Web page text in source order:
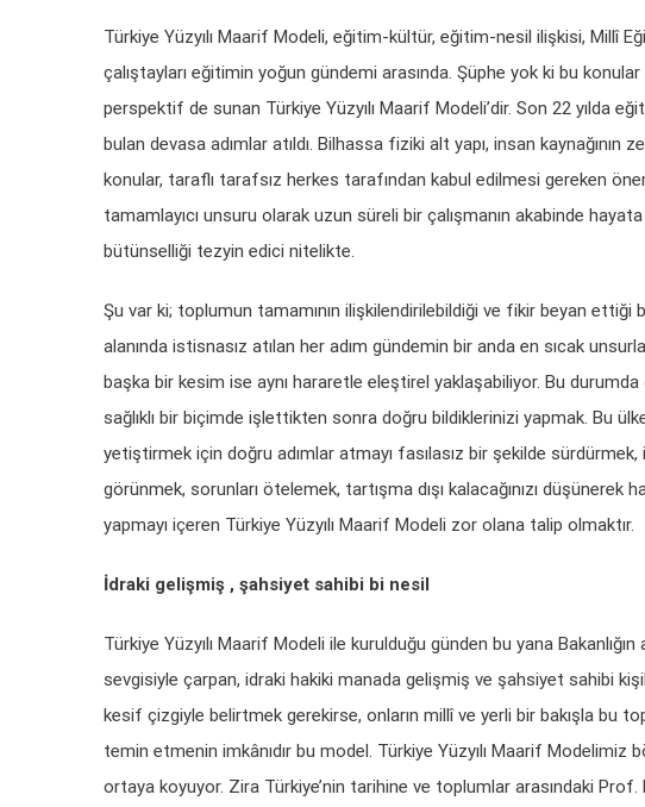
Türkiye Yüzyılı Maarif Modeli, eğitim-kültür, eğitim-nesil ilişkisi, Millî
çalıştayları eğitimin yoğun gündemi arasında. Şüphe yok ki bu konular
perspektif de sunan Türkiye Yüzyılı Maarif Modeli’dir. Son 22 yılda
bulan devasa adımlar atıldı. Bilhassa fiziki alt yapı, insan kaynağının
konular, taraflı tarafsız herkes tarafından kabul edilmesi gereken
tamamlayıcı unsuru olarak uzun süreli bir çalışmanın akabinde
bütünselliği tezyin edici nitelikte.
Şu var ki; toplumun tamamının ilişkilendirilebildiği ve fikir beyan ettiği
alanında istisnasız atılan her adım gündemin bir anda en sıcak
başka bir kesim ise aynı hararetle eleştirel yaklaşabiliyor. Bu
sağlıklı bir biçimde işlettikten sonra doğru bildiklerinizi yapmak. Bu
yetiştirmek için doğru adımlar atmayı fasılasız bir şekilde
görünmek, sorunları ötelemek, tartışma dışı kalacağınızı düşünerek
yapmayı içeren Türkiye Yüzyılı Maarif Modeli zor olana talip olmaktır.
İdraki gelişmiş , şahsiyet sahibi bi nesil
Türkiye Yüzyılı Maarif Modeli ile kurulduğu günden bu yana
sevgisiyle çarpan, idraki hakiki manada gelişmiş ve şahsiyet sahibi
kesif çizgiyle belirtmek gerekirse, onların millî ve yerli bir bakışla bu
temin etmenin imkânıdır bu model. Türkiye Yüzyılı Maarif
ortaya koyuyor. Zira Türkiye’nin tarihine ve toplumlar arasındaki